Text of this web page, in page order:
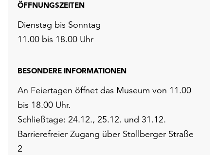
ÖFFNUNGSZEITEN
Dienstag bis Sonntag
11.00 bis 18.00 Uhr
BESONDERE INFORMATIONEN
An Feiertagen öffnet das Museum von 11.00
bis 18.00 Uhr.
Schließtage: 24.12., 25.12. und 31.12.
Barrierefreier Zugang über Stollberger Straße
2